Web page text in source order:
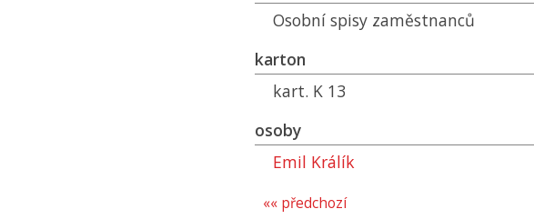
Osobní spisy zaměstnanců
karton
kart. K 13
osoby
Emil Králík
«« předchozí